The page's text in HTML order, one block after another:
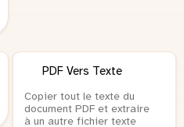
PDF Vers Texte
Copier tout le texte du
document PDF et extraire
à un autre fichier texte